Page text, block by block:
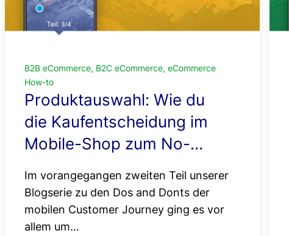
B2B eCommerce, B2C eCommerce, eCommerce
How-to
Produktauswahl: Wie du
die Kaufentscheidung im
Mobile-Shop zum No-
Im vorangegangen zweiten Teil unserer
Blogserie zu den Dos and Donts der
mobilen Customer Journey ging es vor
allem um…